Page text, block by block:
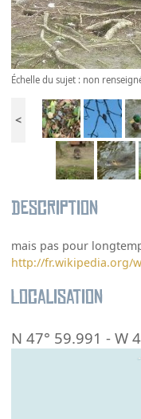
Échelle du sujet : non
<
Description
mais pas pour
http://fr.wikipedia.org/
Localisation
N 47° 59.991 -W